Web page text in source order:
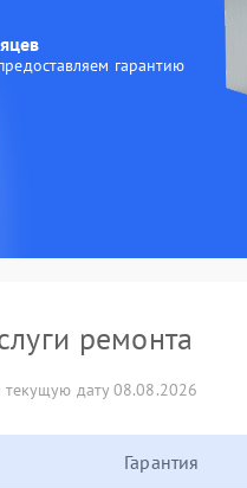
гарантию
ремонта
дату 08.08.2026
Гарантия